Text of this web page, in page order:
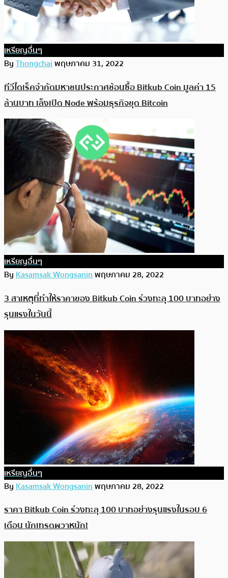
เหรียญอื่นๆ
ByThongchaiพฤษภาคม 31, 2022
ทีวีไดเร็คจำกัดมหาชนประกาศช้อนซื้อ Bitkub Coin มูลค่า 15
ล้านบาท เล็งเปิด Node พร้อมธุรกิจขุด Bitcoin
เหรียญอื่นๆ
ByKasamsak Wongsaninพฤษภาคม 28, 2022
3 สาเหตุที่ทำให้ราคาของ Bitkub Coin ร่วงทะลุ 100 บาทอย่าง
รุนแรงในวันนี้
เหรียญอื่นๆ
ByKasamsak Wongsaninพฤษภาคม 28, 2022
ราคา Bitkub Coin ร่วงทะลุ 100 บาทอย่างรุนแรงในรอบ 6
เดือน นักเทรดผวาหนัก!